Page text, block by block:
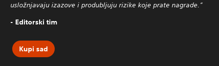
usložnjavaju izazove i produbljuju rizike koje prate nagrade.“
- Editorski tim
Kupi sad